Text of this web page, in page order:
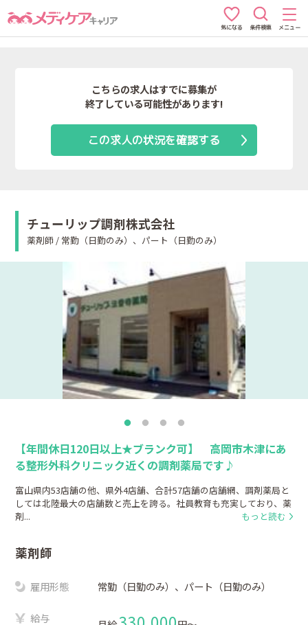
気になる 条件検索 メニュー
こちらの求人はすでに募集が
終了している可能性があります!
この求人の状況を確認する
チューリップ調剤株式会社
薬剤師 / 常勤（日勤のみ）、パート（日勤のみ）
【年間休日120日以上★ブランク可】 高岡市木津にあ
る整形外科クリニック近くの調剤薬局です♪
富山県内53店舗の他、県外4店舗、合計57店舗の店舗網、調剤薬局と
しては北陸最大の店舗数と売上を誇る。社員教育も充実しており、薬
剤...
もっと読む
薬剤師
雇用形態 常勤（日勤のみ）、パート（日勤のみ）
給与